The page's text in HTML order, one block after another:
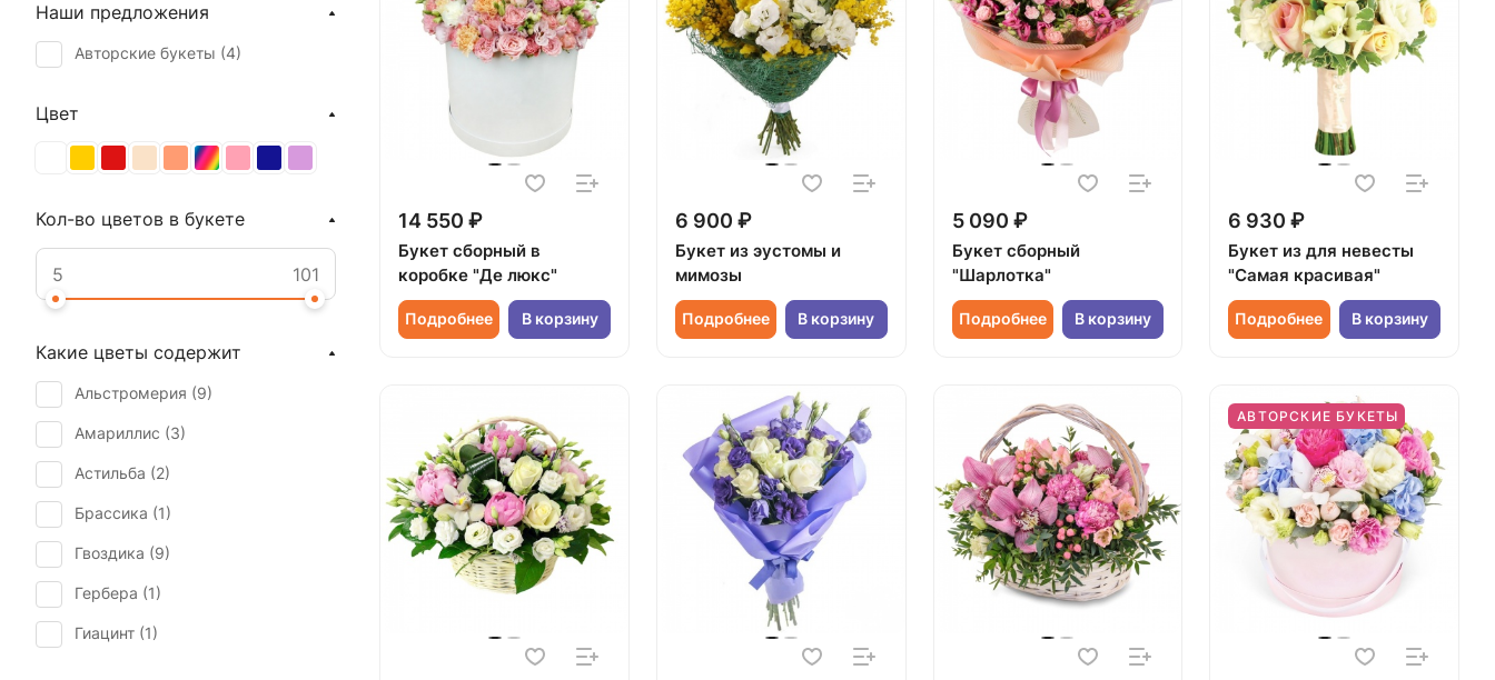
14 550 ₽
Букет сборный в
коробке "Де люкс"
Подробнее В корзину
6 900 ₽
Букет из эустомы и
мимозы
Подробнее В корзину
5 090 ₽
Букет сборный
"Шарлотка"
Подробнее В корзину
6 930 ₽
Букет из для невесты
"Самая красивая"
Подробнее В корзину
АВТОРСКИЕ БУКЕТЫ
Наши предложения
Авторские букеты (4)
Цвет
Кол-во цветов в букете
Какие цветы содержит
Альстромерия (9)
Амариллис (3)
Астильба (2)
Брассика (1)
Гвоздика (9)
Гербера (1)
Гиацинт (1)